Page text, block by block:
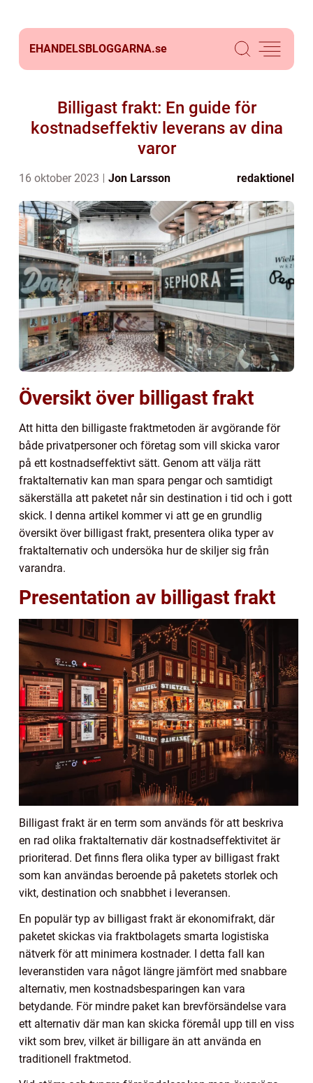
EHANDELSBLOGGARNA.se
Billigast frakt: En guide för
kostnadseffektiv leverans av dina
varor
16 oktober 2023 Jon Larsson redaktionel
Översikt över billigast frakt
Att hitta den billigaste fraktmetoden är avgörande för
både privatpersoner och företag som vill skicka varor
på ett kostnadseffektivt sätt. Genom att välja rätt
fraktalternativ kan man spara pengar och samtidigt
säkerställa att paketet når sin destination i tid och i gott
skick. I denna artikel kommer vi att ge en grundlig
översikt över billigast frakt, presentera olika typer av
fraktalternativ och undersöka hur de skiljer sig från
varandra.
Presentation av billigast frakt
Billigast frakt är en term som används för att beskriva
en rad olika fraktalternativ där kostnadseffektivitet är
prioriterad. Det finns flera olika typer av billigast frakt
som kan användas beroende på paketets storlek och
vikt, destination och snabbhet i leveransen.
En populär typ av billigast frakt är ekonomifrakt, där
paketet skickas via fraktbolagets smarta logistiska
nätverk för att minimera kostnader. I detta fall kan
leveranstiden vara något längre jämfört med snabbare
alternativ, men kostnadsbesparingen kan vara
betydande. För mindre paket kan brevförsändelse vara
ett alternativ där man kan skicka föremål upp till en viss
vikt som brev, vilket är billigare än att använda en
traditionell fraktmetod.